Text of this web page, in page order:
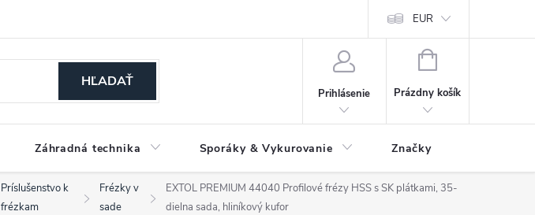
Reklamačný formulár
EUR
HĽADAŤ
Prihlásenie
NÁKUPNÝ
Prázdny košík
Záhradná technika Sporáky & Vykurovanie Značky
Príslušenstvo k
frézkam
Frézky v
sade
EXTOL PREMIUM 44040 Profilové frézy HSS s SK plátkami, 35-
dielna sada, hliníkový kufor